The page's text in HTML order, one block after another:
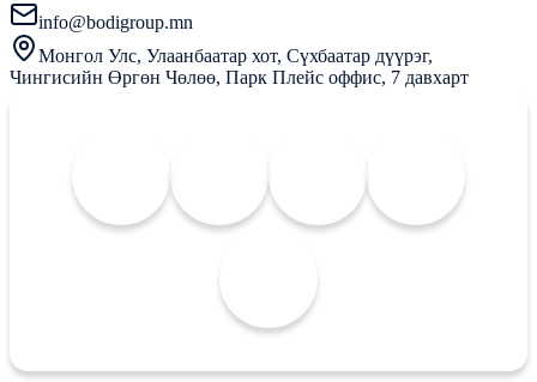
info@bodigroup.mn
Монгол Улс, Улаанбаатар хот, Сүхбаатар дүүрэг,
Чингисийн Өргөн Чөлөө, Парк Плейс оффис, 7 давхарт